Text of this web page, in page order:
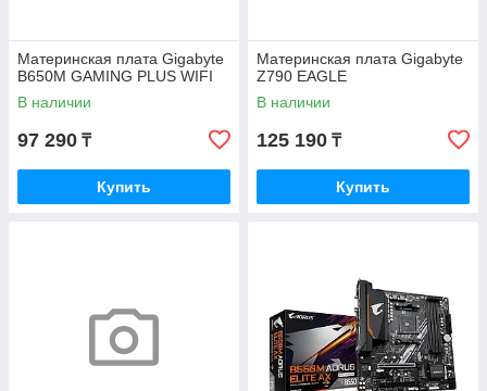
Материнская плата Gigabyte
B650M GAMING PLUS WIFI
В наличии
97 290 ₸
Купить
Материнская плата Gigabyte
Z790 EAGLE
В наличии
125 190 ₸
Купить